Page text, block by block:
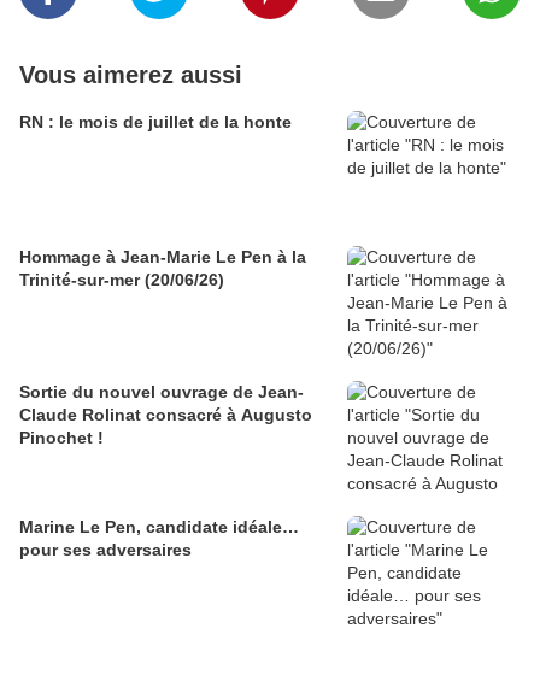
Vous aimerez aussi
RN : le mois de juillet de la honte
Hommage à Jean-Marie Le Pen à la
Trinité-sur-mer (20/06/26)
Sortie du nouvel ouvrage de Jean-
Claude Rolinat consacré à Augusto
Pinochet !
Marine Le Pen, candidate idéale…
pour ses adversaires